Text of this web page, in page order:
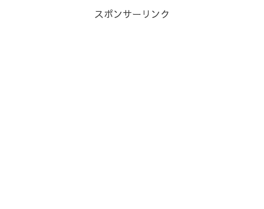
スポンサーリンク